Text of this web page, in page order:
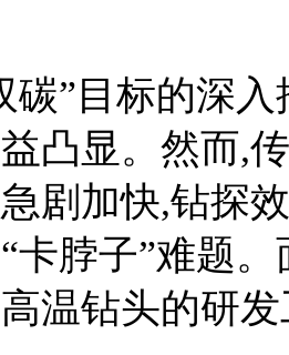
碳”目标的深
凸显。然而,
剧加快,钻探
卡脖子”难题
温钻头的研